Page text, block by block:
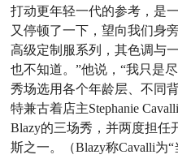
打动更年轻一代的参考，是
又停顿了一下，望向我们身
高级定制服系列，其色调与
也不知道。”他说，“我只是
秀场选用各个年龄层、不同
特兼古着店主Stephanie
Blazy的三场秀，并两度担任
斯之一。（Blazy称Cavalli为“